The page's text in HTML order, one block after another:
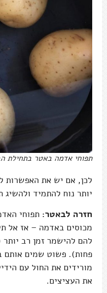
תפוחי אדמה באטר בתחילת
לכן, אם יש את האפשרות
יותר נוח להתמיד ולהשיג
חזרה לבאטר: תפוחי
מכוסים באדמה – אז אל
להם להישמר זמן רב יותר
פחות). פשוט שמים אותם
מורידים את החול עם
את העציצים.